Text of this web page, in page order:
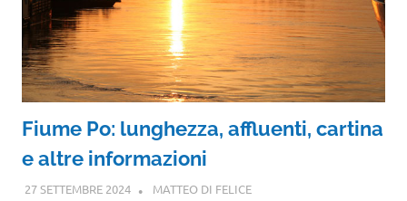
Fiume Po: lunghezza, affluenti, cartina
e altre informazioni
27 SETTEMBRE 2024 MATTEO DI FELICE